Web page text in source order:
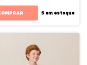
5 em estoque